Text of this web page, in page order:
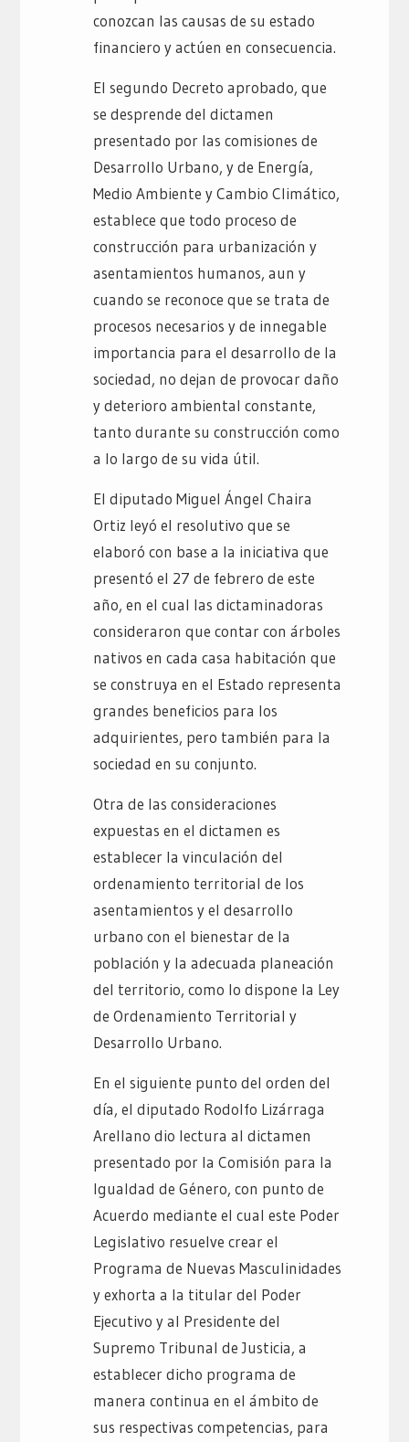
conozcan las causas de su estado
financiero y actúen en consecuencia.
El segundo Decreto aprobado, que
se desprende del dictamen
presentado por las comisiones de
Desarrollo Urbano, y de Energía,
Medio Ambiente y Cambio Climático,
establece que todo proceso de
construcción para urbanización y
asentamientos humanos, aun y
cuando se reconoce que se trata de
procesos necesarios y de innegable
importancia para el desarrollo de la
sociedad, no dejan de provocar daño
y deterioro ambiental constante,
tanto durante su construcción como
a lo largo de su vida útil.
El diputado Miguel Ángel Chaira
Ortiz leyó el resolutivo que se
elaboró con base a la iniciativa que
presentó el 27 de febrero de este
año, en el cual las dictaminadoras
consideraron que contar con árboles
nativos en cada casa habitación que
se construya en el Estado representa
grandes beneficios para los
adquirientes, pero también para la
sociedad en su conjunto.
Otra de las consideraciones
expuestas en el dictamen es
establecer la vinculación del
ordenamiento territorial de los
asentamientos y el desarrollo
urbano con el bienestar de la
población y la adecuada planeación
del territorio, como lo dispone la Ley
de Ordenamiento Territorial y
Desarrollo Urbano.
En el siguiente punto del orden del
día, el diputado Rodolfo Lizárraga
Arellano dio lectura al dictamen
presentado por la Comisión para la
Igualdad de Género, con punto de
Acuerdo mediante el cual este Poder
Legislativo resuelve crear el
Programa de Nuevas Masculinidades
y exhorta a la titular del Poder
Ejecutivo y al Presidente del
Supremo Tribunal de Justicia, a
establecer dicho programa de
manera continua en el ámbito de
sus respectivas competencias, para